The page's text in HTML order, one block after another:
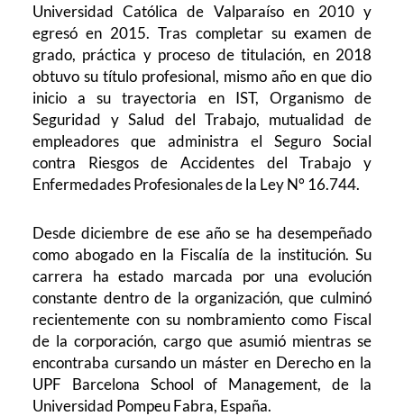
Universidad Católica de Valparaíso en 2010 y
egresó en 2015. Tras completar su examen de
grado, práctica y proceso de titulación, en 2018
obtuvo su título profesional, mismo año en que dio
inicio a su trayectoria en IST, Organismo de
Seguridad y Salud del Trabajo, mutualidad de
empleadores que administra el Seguro Social
contra Riesgos de Accidentes del Trabajo y
Enfermedades Profesionales de la Ley N° 16.744.
Desde diciembre de ese año se ha desempeñado
como abogado en la Fiscalía de la institución. Su
carrera ha estado marcada por una evolución
constante dentro de la organización, que culminó
recientemente con su nombramiento como Fiscal
de la corporación, cargo que asumió mientras se
encontraba cursando un máster en Derecho en la
UPF Barcelona School of Management, de la
Universidad Pompeu Fabra, España.